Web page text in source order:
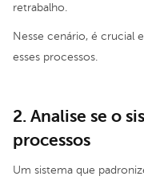
retrabalho.
Nesse cenário, é crucial
esses processos.
2. Analise se o
processos
Um sistema que